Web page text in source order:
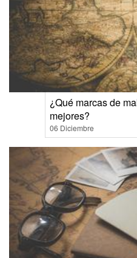
¿Qué marcas de
mejores?
06 Diciembre